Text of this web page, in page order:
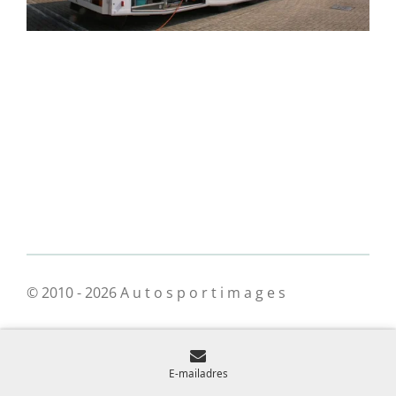
© 2010 - 2026 A u t o s p o r t i m a g e s
E-mailadres